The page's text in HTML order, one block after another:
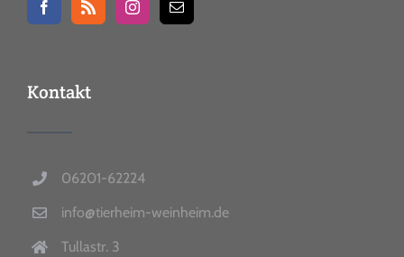
Kontakt
06201-62224
info@tierheim-weinheim.de
Tullastr. 3